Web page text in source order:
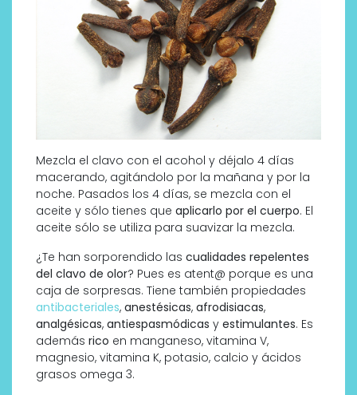
Mezcla el clavo con el acohol y déjalo 4 días
macerando, agitándolo por la mañana y por la
noche. Pasados los 4 días, se mezcla con el
aceite y sólo tienes que aplicarlo por el cuerpo. El
aceite sólo se utiliza para suavizar la mezcla.
¿Te han sorporendido las cualidades repelentes
del clavo de olor? Pues es atent@ porque es una
caja de sorpresas. Tiene también propiedades
antibacteriales, anestésicas, afrodisiacas,
analgésicas, antiespasmódicas y estimulantes. Es
además rico en manganeso, vitamina V,
magnesio, vitamina K, potasio, calcio y ácidos
grasos omega 3.